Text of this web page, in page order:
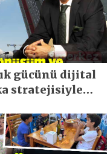
gücünü dijital
stratejisiyle